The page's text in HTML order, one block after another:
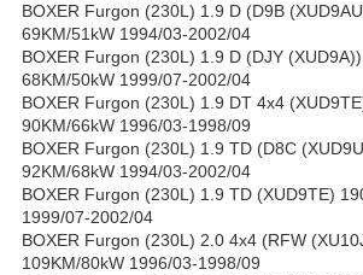
BOXER Furgon (230L) 1.9 D (D9B
69KM/51kW 1994/03-2002/04
BOXER Furgon (230L) 1.9 D (DJY
68KM/50kW 1999/07-2002/04
BOXER Furgon (230L) 1.9 DT 4x4
90KM/66kW 1996/03-1998/09
BOXER Furgon (230L) 1.9 TD (D8C
92KM/68kW 1994/03-2002/04
BOXER Furgon (230L) 1.9 TD (XUD9TE)
1999/07-2002/04
BOXER Furgon (230L) 2.0 4x4 (RFW
109KM/80kW 1996/03-1998/09